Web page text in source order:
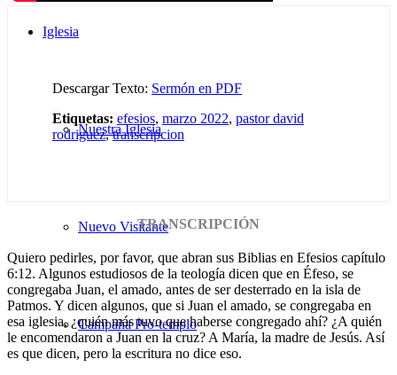
Iglesia
Nuestra Iglesia
Nuevo Visitante
Campaña Pro-templo
Descargar Texto: Sermón en PDF
Etiquetas: efesios, marzo 2022, pastor david
rodriguez,transcripcion
TRANSCRIPCIÓN
Quiero pedirles, por favor, que abran sus Biblias en Efesios capítulo
6:12. Algunos estudiosos de la teología dicen que en Éfeso, se
congregaba Juan, el amado, antes de ser desterrado en la isla de
Patmos. Y dicen algunos, que si Juan el amado, se congregaba en
esa iglesia, ¿quién más tuvo que haberse congregado ahí? ¿A quién
le encomendaron a Juan en la cruz? A María, la madre de Jesús. Así
es que dicen, pero la escritura no dice eso.